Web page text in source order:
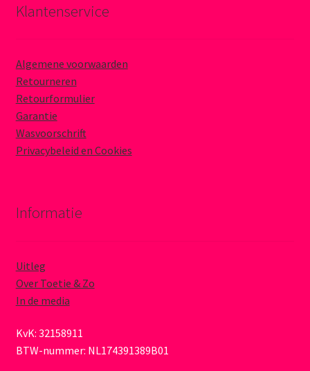
Klantenservice
Algemene voorwaarden
Retourneren
Retourformulier
Garantie
Wasvoorschrift
Privacybeleid en Cookies
Informatie
Uitleg
Over Toetie & Zo
In de media
KvK: 32158911
BTW-nummer: NL174391389B01